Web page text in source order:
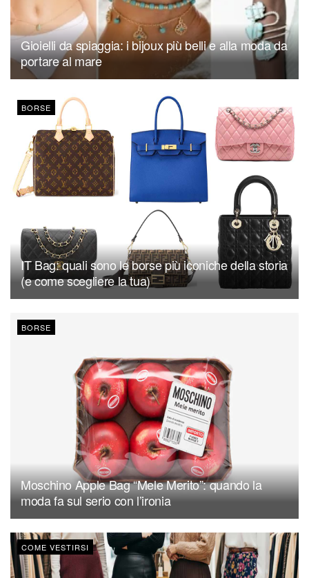
Gioielli da spiaggia: i bijoux più belli e alla moda da
portare al mare
BORSE
IT Bag: quali sono le borse più iconiche della storia
(e come scegliere la tua)
BORSE
Moschino Apple Bag “Mele Merito”: quando la
moda fa sul serio con l’ironia
COME VESTIRSI